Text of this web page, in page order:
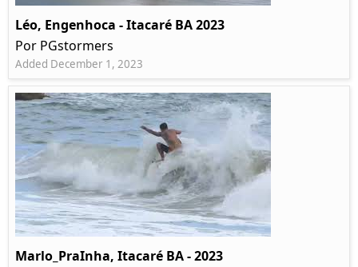
Léo, Engenhoca - Itacaré BA 2023
Por PGstormers
Added December 1, 2023
Marlo_PraInha, Itacaré BA - 2023